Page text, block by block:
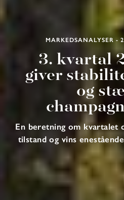
MARKEDSANALYSER -
3. kvartal
giver
og
En beretning om kvartalet
tilstand og vins